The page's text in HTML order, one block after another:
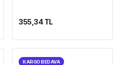
355,34 TL
KARGO BEDAVA